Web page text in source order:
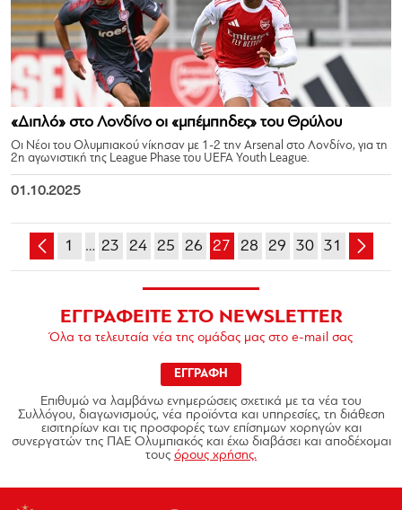
«Διπλό» στο Λονδίνο οι «μπέμπηδες» του Θρύλου
Οι Νέοι του Ολυμπιακού νίκησαν με 1-2 την Arsenal στο Λονδίνο, για τη
2η αγωνιστική της League Phase του UEFA Youth League.
01.10.2025
1 … 23 24 25 26 27 28 29 30 31
ΕΓΓΡΑΦΕΙΤΕ ΣΤΟ NEWSLETTER
Όλα τα τελευταία νέα της ομάδας μας στο e-mail σας
ΕΓΓΡΑΦΗ
Επιθυμώ να λαμβάνω ενημερώσεις σχετικά με τα νέα του
Συλλόγου, διαγωνισμούς, νέα προϊόντα και υπηρεσίες, τη διάθεση
εισιτηρίων και τις προσφορές των επίσημων χορηγών και
συνεργατών της ΠΑΕ Ολυμπιακός και έχω διαβάσει και αποδέχομαι
τους όρους χρήσης.